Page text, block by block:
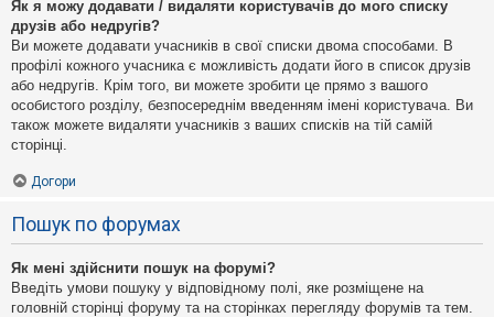
Як я можу додавати / видаляти користувачів до мого списку
друзів або недругів?
Ви можете додавати учасників в свої списки двома способами. В
профілі кожного учасника є можливість додати його в список друзів
або недругів. Крім того, ви можете зробити це прямо з вашого
особистого розділу, безпосереднім введенням імені користувача. Ви
також можете видаляти учасників з ваших списків на тій самій
сторінці.
Догори
Пошук по форумах
Як мені здійснити пошук на форумі?
Введіть умови пошуку у відповідному полі, яке розміщене на
головній сторінці форуму та на сторінках перегляду форумів та тем.